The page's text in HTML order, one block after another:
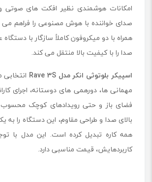
امکانات هوشمندی نظیر افکت های
صدای خواننده با هوش مصنوعی را فراهم
همراه با دو میکروفون کاملاً سازگار با
صدا را با کیفیت بالا منتقل می کند.
اسپیکر بلوتوثی انکر مدلRave 3S انتخابی
مهمانی ها، دورهمی های دوستانه، اجرای
فضای باز و حتی رویدادهای کوچک
بالای صدا و طراحی مقاوم، این دستگاه را
همه کاره تبدیل کرده است. این مدل با
کاربردهایش، قیمت مناسبی دارد.